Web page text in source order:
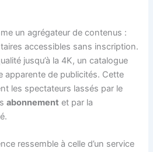
un agrégateur de contenus :
accessibles sans inscription.
jusqu’à la 4K, un catalogue
apparente de publicités. Cette
les spectateurs lassés par le
abonnement et par la
ressemble à celle d’un service